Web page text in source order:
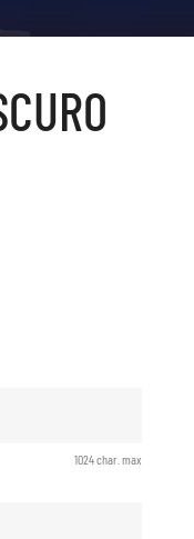
1024 char. max